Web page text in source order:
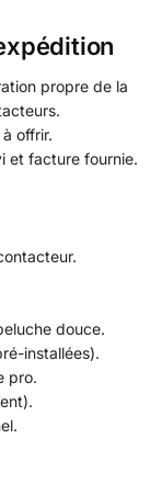
propre de la
offrir.
et facture fournie.
douce.
installées).
pro.